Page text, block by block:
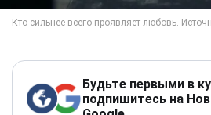
Будьте первыми в
подпишитесь на